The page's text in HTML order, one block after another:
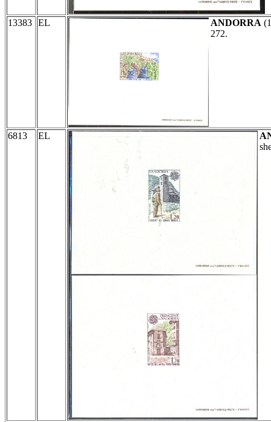
13383 EL ANDORRA
272.
6813 EL